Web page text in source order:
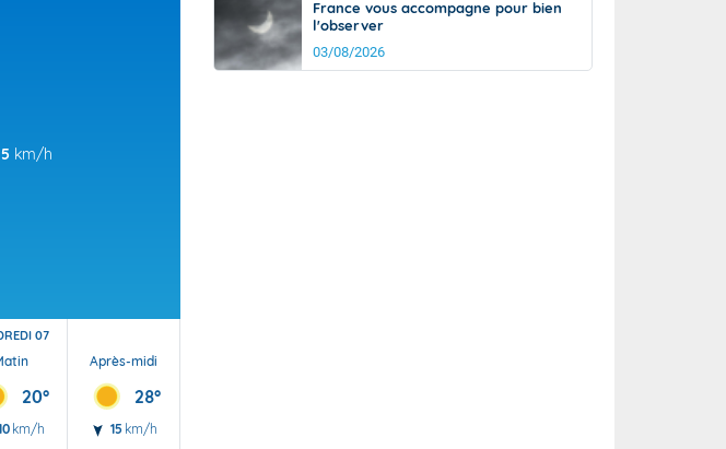
5 km/h
07
20°
km/h
Après-midi
28°
15 km/h
France vous accompagne pour bien
l'observer
03/08/2026